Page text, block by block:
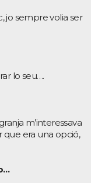
jo sempre volia ser
lo seu….
m’interessava
que era una opció,